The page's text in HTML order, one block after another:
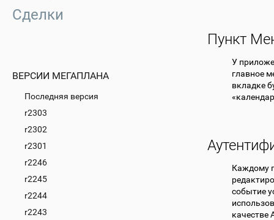
Сделки
ВЕРСИИ МЕГАПЛАНА
Последняя версия
r2303
r2302
r2301
r2246
r2245
r2244
r2243
Пункт
У
главное
вкладке
Каждому
событие
качестве